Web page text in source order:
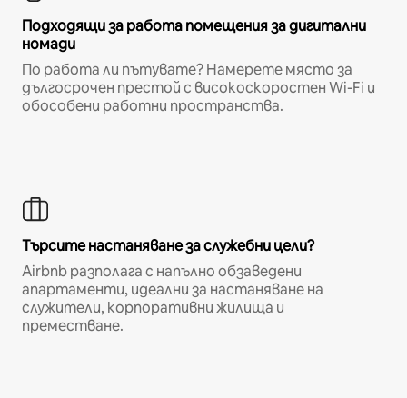
Подходящи за работа помещения за дигитални
номади
По работа ли пътувате? Намерете място за
дългосрочен престой с високоскоростен Wi-Fi и
обособени работни пространства.
Търсите настаняване за служебни цели?
Airbnb разполага с напълно обзаведени
апартаменти, идеални за настаняване на
служители, корпоративни жилища и
преместване.